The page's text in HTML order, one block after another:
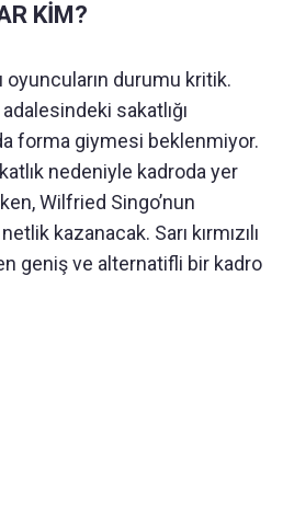
KİM?
oyuncuların durumu kritik.
sakatlığı
forma giymesi beklenmiyor.
nedeniyle kadroda yer
Wilfried Singo’nun
kazanacak. Sarı kırmızılı
geniş ve alternatifli bir kadro